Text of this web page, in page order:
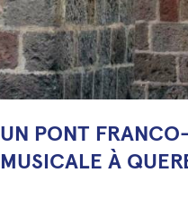
UN PONT
MUSICALE À